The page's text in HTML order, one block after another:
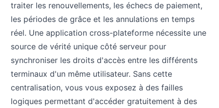
traiter les renouvellements, les échecs de paiement,
les périodes de grâce et les annulations en temps
réel. Une application cross-plateforme nécessite une
source de vérité unique côté serveur pour
synchroniser les droits d'accès entre les différents
terminaux d'un même utilisateur. Sans cette
centralisation, vous vous exposez à des failles
logiques permettant d'accéder gratuitement à des